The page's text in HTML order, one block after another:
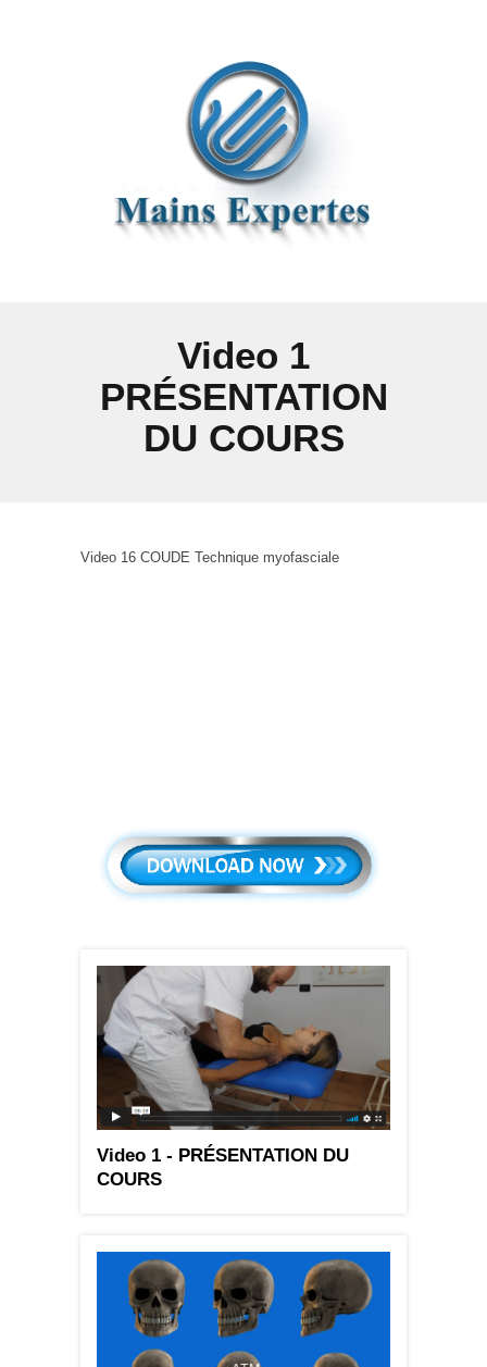
Video 1
PRÉSENTATION
DU COURS
Video 16 COUDE Technique myofasciale
Video 1 - PRÉSENTATION DU
COURS